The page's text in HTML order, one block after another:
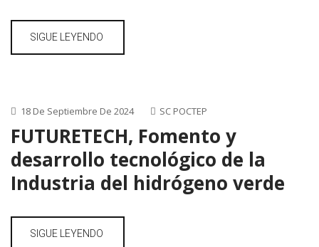
SIGUE LEYENDO
18 De Septiembre De 2024 SC POCTEP
FUTURETECH, Fomento y
desarrollo tecnológico de la
Industria del hidrógeno verde
SIGUE LEYENDO